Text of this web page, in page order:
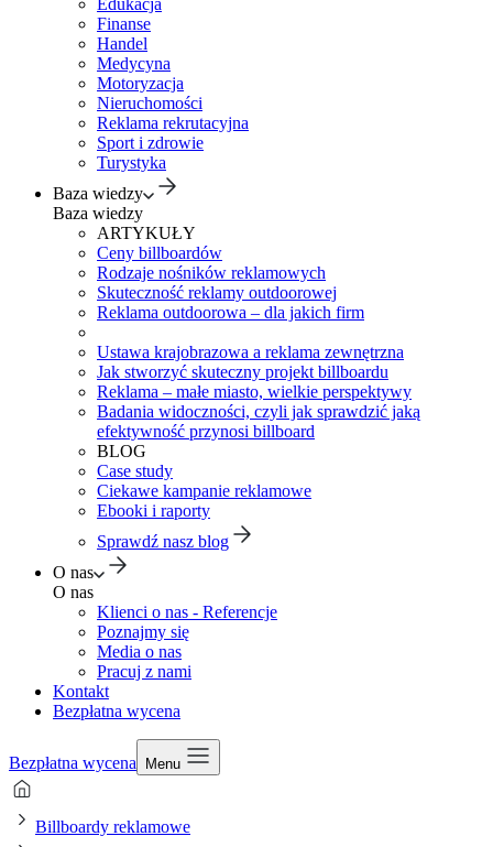
Edukacja
Finanse
Handel
Medycyna
Motoryzacja
Nieruchomości
Reklama rekrutacyjna
Sport i zdrowie
Turystyka
Baza wiedzy
Baza wiedzy
ARTYKUŁY
Ceny billboardów
Rodzaje nośników reklamowych
Skuteczność reklamy outdoorowej
Reklama outdoorowa – dla jakich firm
Ustawa krajobrazowa a reklama zewnętrzna
Jak stworzyć skuteczny projekt billboardu
Reklama – małe miasto, wielkie perspektywy
Badania widoczności, czyli jak sprawdzić jaką
efektywność przynosi billboard
BLOG
Case study
Ciekawe kampanie reklamowe
Ebooki i raporty
Sprawdź nasz blog
O nas
O nas
Klienci o nas - Referencje
Poznajmy się
Media o nas
Pracuj z nami
Kontakt
Bezpłatna wycena
Bezpłatna wycena Menu
Billboardy reklamowe